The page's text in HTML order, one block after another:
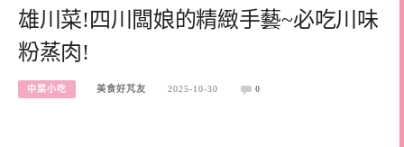
雄川菜!四川闆娘的精緻手藝~必吃川味
粉蒸肉!
中菜小吃 美食好芃友 2025-10-30 0